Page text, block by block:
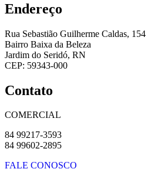
Endereço
Rua Sebastião Guilherme Caldas, 154
Bairro Baixa da Beleza
Jardim do Seridó, RN
CEP: 59343-000
Contato
COMERCIAL
84 99217-3593
84 99602-2895
FALE CONOSCO